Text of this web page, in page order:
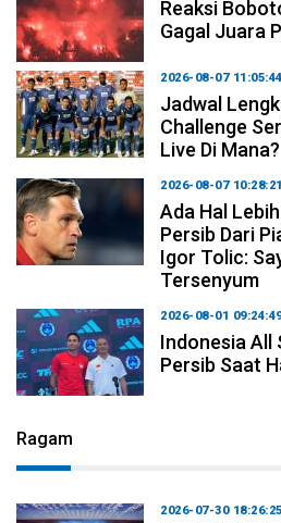
Reaksi
Gagal Juara
2026-08-07 11:05:44
Jadwal
Challenge
Live Di Mana?
2026-08-07 10:28:21
Ada Hal
Persib Dari
Igor Tolic:
Tersenyum
2026-08-01
Indonesia All
Persib Saat
Ragam
2026-07-30 18:26:25